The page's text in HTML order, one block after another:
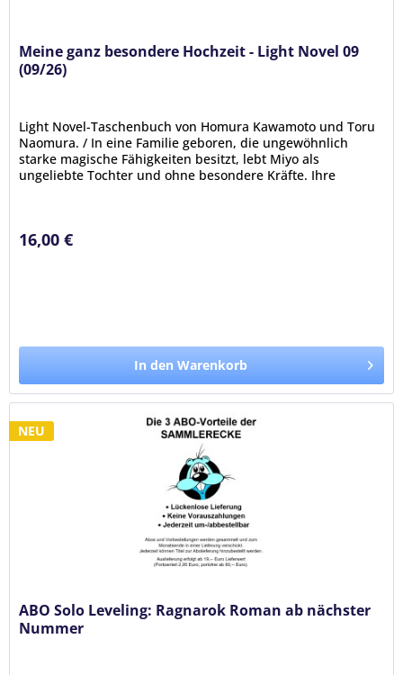
Meine ganz besondere Hochzeit - Light Novel 09
(09/26)
Light Novel-Taschenbuch von Homura Kawamoto und Toru
Naomura. / In eine Familie geboren, die ungewöhnlich
starke magische Fähigkeiten besitzt, lebt Miyo als
ungeliebte Tochter und ohne besondere Kräfte. Ihre
16,00 €
In den Warenkorb
NEU
ABO Solo Leveling: Ragnarok Roman ab nächster
Nummer